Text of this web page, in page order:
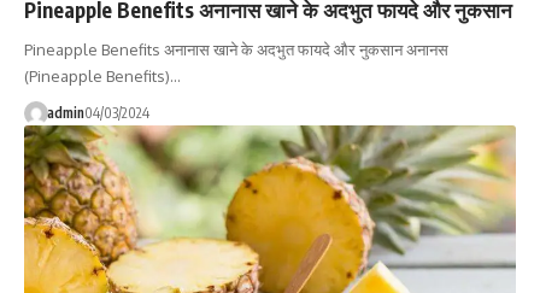
Pineapple Benefits अनानास खाने के अदभुत फायदे और नुकसान
Pineapple Benefits अनानास खाने के अदभुत फायदे और नुकसान अनानस
(Pineapple Benefits)…
admin04/03/2024